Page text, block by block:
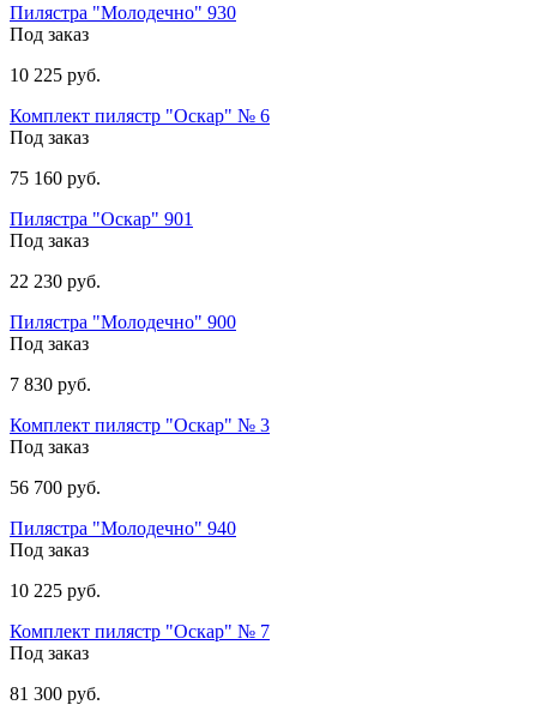
Пилястра "Молодечно" 930
Под заказ
10 225 руб.
Комплект пилястр "Оскар" № 6
Под заказ
75 160 руб.
Пилястра "Оскар" 901
Под заказ
22 230 руб.
Пилястра "Молодечно" 900
Под заказ
7 830 руб.
Комплект пилястр "Оскар" № 3
Под заказ
56 700 руб.
Пилястра "Молодечно" 940
Под заказ
10 225 руб.
Комплект пилястр "Оскар" № 7
Под заказ
81 300 руб.